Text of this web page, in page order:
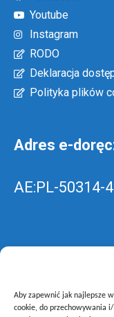
Aby zapewnić jak najlepsze
cookie, do przechowywania
Youtube
Instagram
RODO
Deklaracja
Polityka plików
Adres e-
AE:PL-50314-
Skrzynka
wyślij pismo